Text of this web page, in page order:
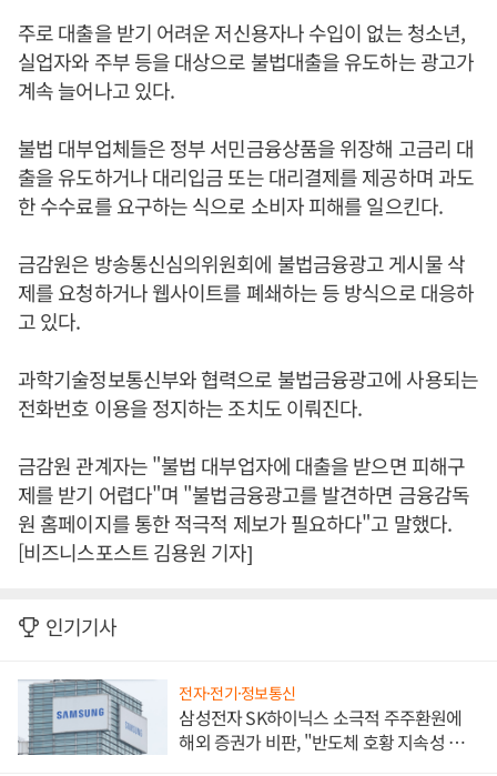
주로 대출을 받기 어려운 저신용자나 수입이 없는 청소년,
실업자와 주부 등을 대상으로 불법대출을 유도하는 광고가
계속 늘어나고 있다.
불법 대부업체들은 정부 서민금융상품을 위장해 고금리 대
출을 유도하거나 대리입금 또는 대리결제를 제공하며 과도
한 수수료를 요구하는 식으로 소비자 피해를 일으킨다.
금감원은 방송통신심의위원회에 불법금융광고 게시물 삭
제를 요청하거나 웹사이트를 폐쇄하는 등 방식으로 대응하
고 있다.
과학기술정보통신부와 협력으로 불법금융광고에 사용되는
전화번호 이용을 정지하는 조치도 이뤄진다.
금감원 관계자는 "불법 대부업자에 대출을 받으면 피해구
제를 받기 어렵다"며 "불법금융광고를 발견하면 금융감독
원 홈페이지를 통한 적극적 제보가 필요하다"고 말했다.
[비즈니스포스트 김용원 기자]
인기기사
전자·전기·정보통신
삼성전자 SK하이닉스 소극적 주주환원에
해외 증권가 비판, "반도체 호황 지속성 의